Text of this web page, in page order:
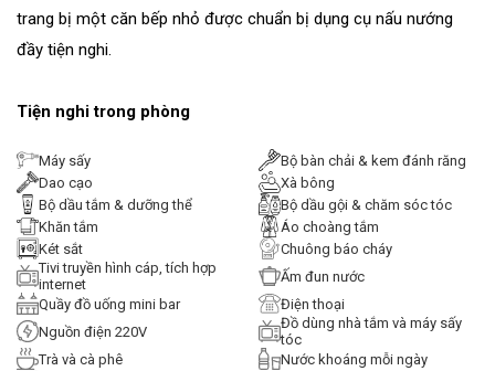
trang bị một căn bếp nhỏ được chuẩn bị dụng cụ nấu nướng
đầy tiện nghi.
Tiện nghi trong phòng
Máy sấy
Bộ bàn chải & kem đánh răng
Dao cạo
Xà bông
Bộ dầu tắm & dưỡng thể
Bộ dầu gội & chăm sóc tóc
Khăn tắm
Áo choàng tắm
Két sắt
Chuông báo cháy
Tivi truyền hình cáp, tích hợp
internet
Ấm đun nước
Quầy đồ uống mini bar
Điện thoại
Nguồn điện 220V
Đồ dùng nhà tắm và máy sấy
tóc
Trà và cà phê
Nước khoáng mỗi ngày